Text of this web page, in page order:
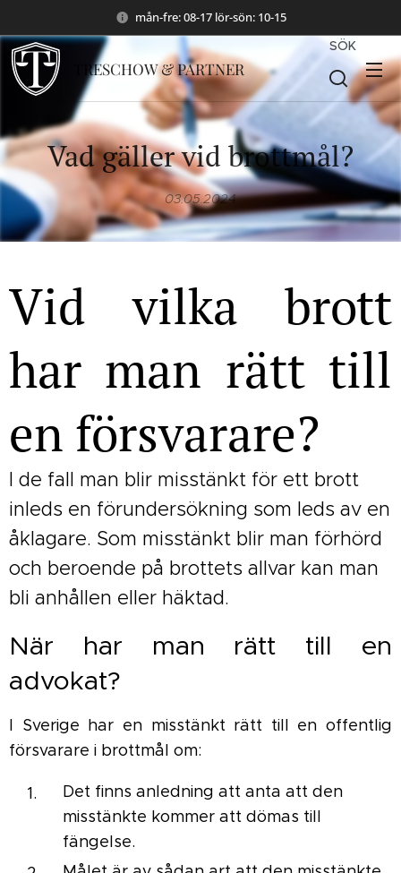
mån-fre: 08-17 lör-sön: 10-15
TRESCHOW & PARTNER
SÖK
Vad gäller vid brottmål?
03.05.2024
Vid vilka brott
har man rätt till
en försvarare?
I de fall man blir misstänkt för ett brott
inleds en förundersökning som leds av en
åklagare. Som misstänkt blir man förhörd
och beroende på brottets allvar kan man
bli anhållen eller häktad.
När har man rätt till en
advokat?
I Sverige har en misstänkt rätt till en offentlig
försvarare i brottmål om:
Det finns anledning att anta att den
misstänkte kommer att dömas till
fängelse.